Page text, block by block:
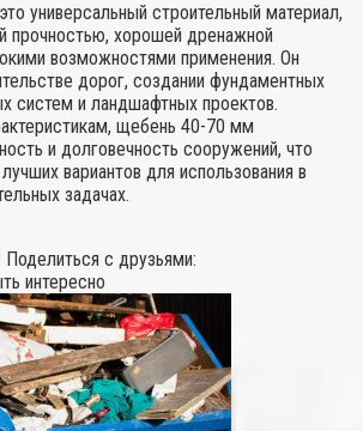
универсальный строительный материал,
прочностью, хорошей дренажной
возможностями применения. Он
дорог, создании фундаментных
систем и ландшафтных проектов.
щебень 40-70 мм
и долговечность сооружений, что
вариантов для использования в
задачах.
Поделиться с друзьями:
интересно